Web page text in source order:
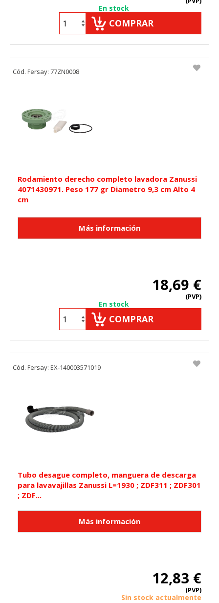
En stock
COMPRAR
Rodamiento derecho completo lavadora Zanussi
4071430971. Peso 177 gr Diametro 9,3 cm Alto 4
cm
18,69 €
(PVP)
En stock
COMPRAR
Cód. Fersay: 77ZN0008
Tubo desague completo, manguera de descarga
para lavavajillas Zanussi L=1930 ; ZDF311 ; ZDF301
; ZDF...
12,83 €
(PVP)
Sin stock actualmente
Cód. Fersay: EX-140003571019